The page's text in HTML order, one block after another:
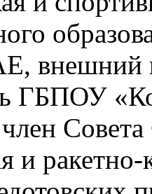
внешний
ГБПОУ
член
и ракетно-